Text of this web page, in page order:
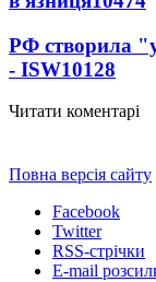
РФ створила
- ISW10128
Читати коментарі
Повна версія сайту
Facebook
Twitter
RSS-стрічки
E-mail